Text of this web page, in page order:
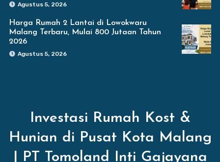
Agustus 5, 2026
Harga Rumah 2 Lantai di Lowokwaru
Malang Terbaru, Mulai 800 Jutaan Tahun
2026
Agustus 5, 2026
Investasi Rumah Kost &
Hunian di Pusat Kota Malang
| PT Tomoland Inti Gajayana